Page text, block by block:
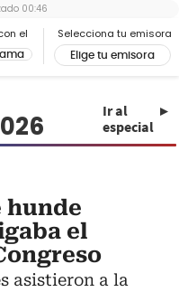
el Selecciona tu emisora
Elige tu emisora
00:46
Ir al
especial
hunde
el
asistieron a la